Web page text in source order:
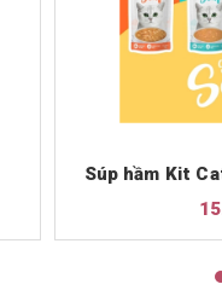
Súp hầm Kit